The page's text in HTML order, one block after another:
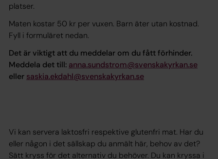
platser.
Maten kostar 50 kr per vuxen. Barn äter utan kostnad.
Fyll i formuläret nedan.
Det är viktigt att du meddelar om du fått förhinder.
Meddela det till: anna.sundstrom@svenskakyrkan.se
eller saskia.ekdahl@svenskakyrkan.se
Vi kan servera laktosfri respektive glutenfri mat. Har du
eller någon i det sällskap du anmält här, behov av det?
Sätt kryss för det alternativ du behöver. Du kan kryssa i